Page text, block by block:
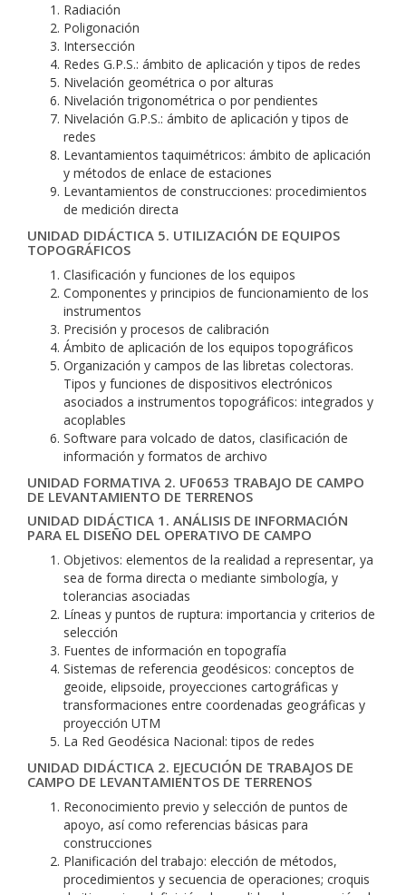
Radiación
Poligonación
Intersección
Redes G.P.S.: ámbito de aplicación y tipos de redes
Nivelación geométrica o por alturas
Nivelación trigonométrica o por pendientes
Nivelación G.P.S.: ámbito de aplicación y tipos de
redes
Levantamientos taquimétricos: ámbito de aplicación
y métodos de enlace de estaciones
Levantamientos de construcciones: procedimientos
de medición directa
UNIDAD DIDÁCTICA 5. UTILIZACIÓN DE EQUIPOS
TOPOGRÁFICOS
Clasificación y funciones de los equipos
Componentes y principios de funcionamiento de los
instrumentos
Precisión y procesos de calibración
Ámbito de aplicación de los equipos topográficos
Organización y campos de las libretas colectoras.
Tipos y funciones de dispositivos electrónicos
asociados a instrumentos topográficos: integrados y
acoplables
Software para volcado de datos, clasificación de
información y formatos de archivo
UNIDAD FORMATIVA 2. UF0653 TRABAJO DE CAMPO
DE LEVANTAMIENTO DE TERRENOS
UNIDAD DIDÁCTICA 1. ANÁLISIS DE INFORMACIÓN
PARA EL DISEÑO DEL OPERATIVO DE CAMPO
Objetivos: elementos de la realidad a representar, ya
sea de forma directa o mediante simbología, y
tolerancias asociadas
Líneas y puntos de ruptura: importancia y criterios de
selección
Fuentes de información en topografía
Sistemas de referencia geodésicos: conceptos de
geoide, elipsoide, proyecciones cartográficas y
transformaciones entre coordenadas geográficas y
proyección UTM
La Red Geodésica Nacional: tipos de redes
UNIDAD DIDÁCTICA 2. EJECUCIÓN DE TRABAJOS DE
CAMPO DE LEVANTAMIENTOS DE TERRENOS
Reconocimiento previo y selección de puntos de
apoyo, así como referencias básicas para
construcciones
Planificación del trabajo: elección de métodos,
procedimientos y secuencia de operaciones; croquis